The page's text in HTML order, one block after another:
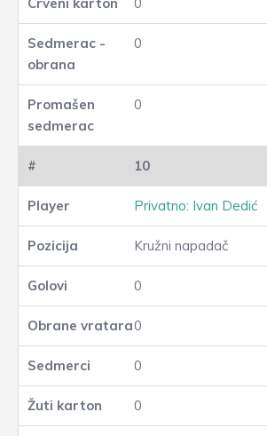
0
0
10
Privatno: Ivan Dedić
Kružni napadač
0
0
0
0